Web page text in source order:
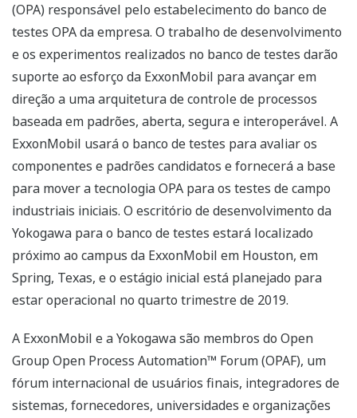
(OPA) responsável pelo estabelecimento do banco de
testes OPA da empresa. O trabalho de desenvolvimento
e os experimentos realizados no banco de testes darão
suporte ao esforço da ExxonMobil para avançar em
direção a uma arquitetura de controle de processos
baseada em padrões, aberta, segura e interoperável. A
ExxonMobil usará o banco de testes para avaliar os
componentes e padrões candidatos e fornecerá a base
para mover a tecnologia OPA para os testes de campo
industriais iniciais. O escritório de desenvolvimento da
Yokogawa para o banco de testes estará localizado
próximo ao campus da ExxonMobil em Houston, em
Spring, Texas, e o estágio inicial está planejado para
estar operacional no quarto trimestre de 2019.
A ExxonMobil e a Yokogawa são membros do Open
Group Open Process Automation™ Forum (OPAF), um
fórum internacional de usuários finais, integradores de
sistemas, fornecedores, universidades e organizações